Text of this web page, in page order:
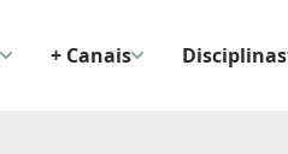
+ Canais Disciplinas